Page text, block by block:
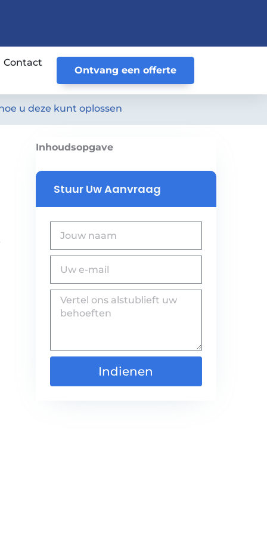
Contact
Ontvang een offerte
u deze kunt oplossen
Inhoudsopgave
Stuur Uw Aanvraag
Indienen